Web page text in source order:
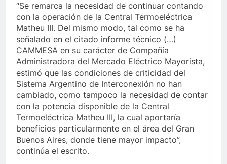
“Se remarca la necesidad de continuar contando
con la operación de la Central Termoeléctrica
Matheu III. Del mismo modo, tal como se ha
señalado en el citado informe técnico (…)
CAMMESA en su carácter de Compañía
Administradora del Mercado Eléctrico Mayorista,
estimó que las condiciones de criticidad del
Sistema Argentino de Interconexión no han
cambiado, como tampoco la necesidad de contar
con la potencia disponible de la Central
Termoeléctrica Matheu III, la cual aportaría
beneficios particularmente en el área del Gran
Buenos Aires, donde tiene mayor impacto”,
continúa el escrito.